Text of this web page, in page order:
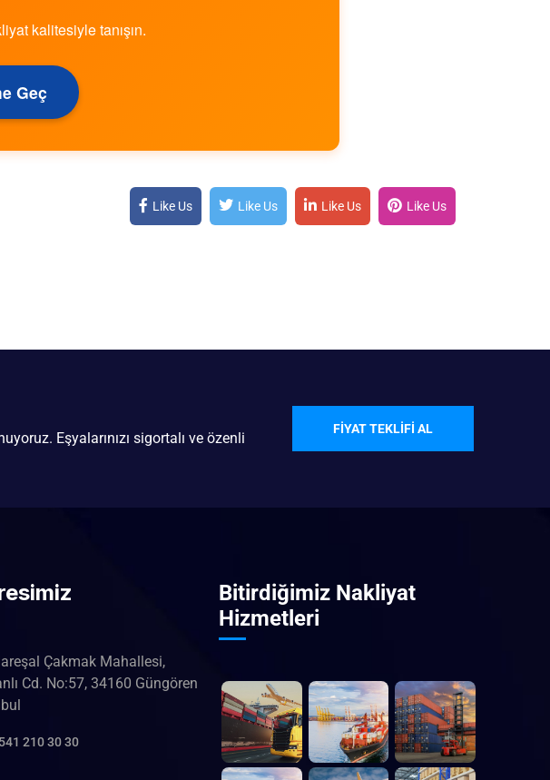
kalitesiyle tanışın.
Geç
Like Us Like Us Like Us Like Us
Eşyalarınızı sigortalı ve özenli
FIYAT TEKLIFI AL
Çakmak Mahallesi,
Cd. No:57, 34160 Güngören
210 30 30
Bitirdiğimiz Nakliyat
Hizmetleri